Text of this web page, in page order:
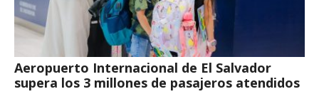
Aeropuerto Internacional de El Salvador
supera los 3 millones de pasajeros atendidos